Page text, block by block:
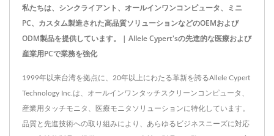
私たちは、シンクライアント、オールインワンコンピュータ、ミニ
PC、カスタム製造された高品質ソリューションなどのOEMおよび
ODM製品を提供しています。 | Allele Cypert'sの先進的な医療および
産業用PCで業務を強化
1999年以来台湾を拠点に、20年以上にわたる革新を誇るAllele Cypert
Technology Inc.は、オールインワンタッチスクリーンコンピュータ、
産業用タッチモニタ、医療モニタソリューションに特化しています。
品質と先進技術への取り組みにより、あらゆるビジネスニーズに対応